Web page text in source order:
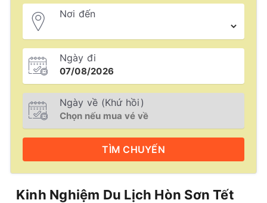
Nơi đến
Ngày đi
Ngày về (Khứ hồi)
TÌM CHUYẾN
Kinh Nghiệm Du Lịch Hòn Sơn Tết